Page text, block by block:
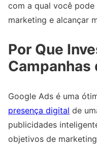
com a qual você
marketing e alcançar
Por Que
Campanhas
Google Ads é uma
presença digital de
publicidades
objetivos de